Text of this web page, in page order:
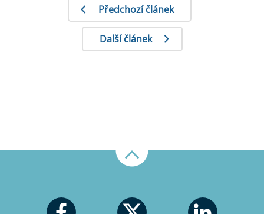
Předchozí článek
Další článek